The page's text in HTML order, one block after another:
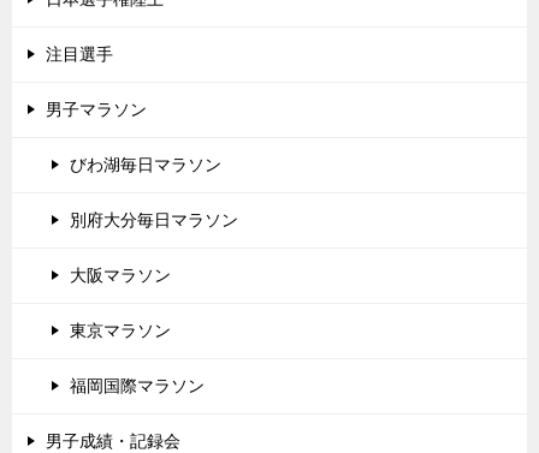
注目選手
男子マラソン
びわ湖毎日マラソン
別府大分毎日マラソン
大阪マラソン
東京マラソン
福岡国際マラソン
男子成績・記録会